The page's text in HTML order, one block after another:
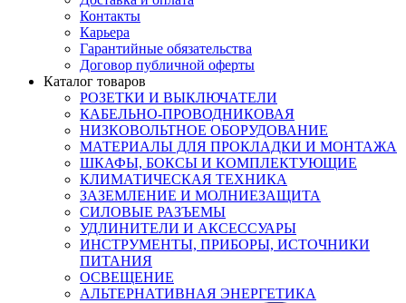
Контакты
Карьера
Гарантийные обязательства
Договор публичной оферты
Каталог товаров
РОЗЕТКИ И ВЫКЛЮЧАТЕЛИ
КАБЕЛЬНО-ПРОВОДНИКОВАЯ
НИЗКОВОЛЬТНОЕ ОБОРУДОВАНИЕ
МАТЕРИАЛЫ ДЛЯ ПРОКЛАДКИ И МОНТАЖА
ШКАФЫ, БОКСЫ И КОМПЛЕКТУЮЩИЕ
КЛИМАТИЧЕСКАЯ ТЕХНИКА
ЗАЗЕМЛЕНИЕ И МОЛНИЕЗАЩИТА
СИЛОВЫЕ РАЗЪЕМЫ
УДЛИНИТЕЛИ И АКСЕССУАРЫ
ИНСТРУМЕНТЫ, ПРИБОРЫ, ИСТОЧНИКИ
ПИТАНИЯ
ОСВЕЩЕНИЕ
АЛЬТЕРНАТИВНАЯ ЭНЕРГЕТИКА